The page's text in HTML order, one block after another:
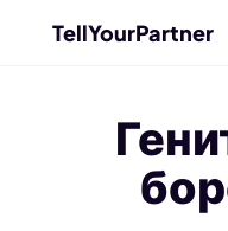
TellYourPartner